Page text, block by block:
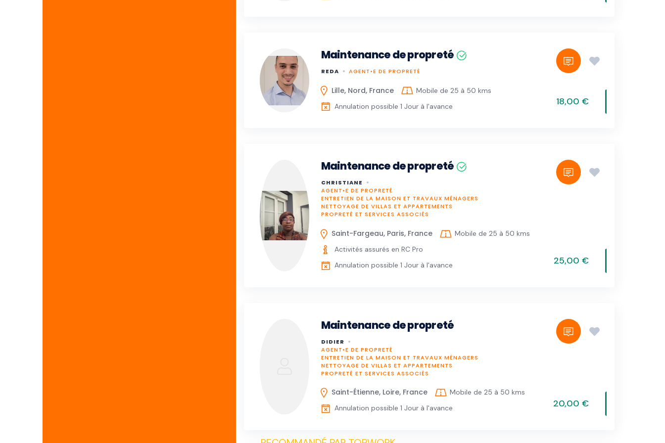
Maintenance de propreté
REDA AGENT•E DE PROPRETÉ
Lille, Nord, France
Mobile de 25 à 50 kms
Annulation possible 1 Jour à l'avance
18,00 €
Maintenance de propreté
CHRISTIANE
AGENT•E DE PROPRETÉ
ENTRETIEN DE LA MAISON ET TRAVAUX MÉNAGERS
NETTOYAGE DE VILLAS ET APPARTEMENTS
PROPRETÉ ET SERVICES ASSOCIÉS
Saint-Fargeau, Paris, France
Mobile de 25 à 50 kms
Activités assurés en RC Pro
Annulation possible 1 Jour à l'avance
25,00 €
Maintenance de propreté
DIDIER
AGENT•E DE PROPRETÉ
ENTRETIEN DE LA MAISON ET TRAVAUX MÉNAGERS
NETTOYAGE DE VILLAS ET APPARTEMENTS
PROPRETÉ ET SERVICES ASSOCIÉS
Saint-Étienne, Loire, France
Mobile de 25 à 50 kms
Annulation possible 1 Jour à l'avance
20,00 €